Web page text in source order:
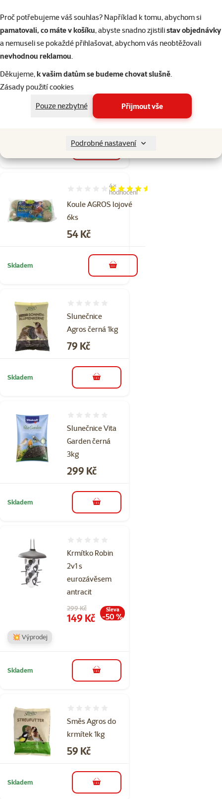
Proč potřebujeme váš souhlas? Například k tomu, abychom si
pamatovali, co máte v košíku, abyste snadno zjistilistav objednávky
a nemuseli se pokaždé přihlašovat, abychom vás neobtěžovali
nevhodnou reklamou.
Děkujeme,k vašim datům se budeme chovat slušně.
Zásady použití cookies
Pouze nezbytné
Přijmout vše
Podrobné nastavení
do košíku
Podkladek pro
slepice BE-MI
Hodnocení 0%
29 Kč
Koule AGROS lojové
6ks
Hodnocení 90%, počet hodnocení: 4
4×
hodnocení
Cena
54 Kč
Skladem do košíku
Slunečnice
Agros černá 1kg
Cena
79 Kč
Skladem do košíku
Slunečnice Vita
Garden černá
3kg
Cena
299 Kč
Skladem do košíku
Krmítko Robin
2v1 s
eurozávěsem
antracit
Původní cena
299 Kč
Cena
149 Kč
Sleva
-50 %
💥 Výprodej
Skladem do košíku
Směs Agros do
krmítek 1kg
Cena
59 Kč
Skladem do košíku